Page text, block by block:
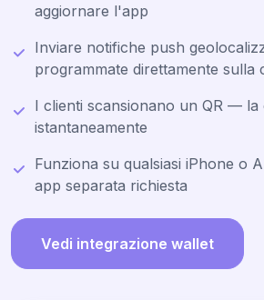
aggiornare l'app
Inviare notifiche push
programmate direttamente sulla
I clienti scansionano un QR — la
istantaneamente
Funziona su qualsiasi iPhone o
app separata richiesta
Vedi integrazione wallet